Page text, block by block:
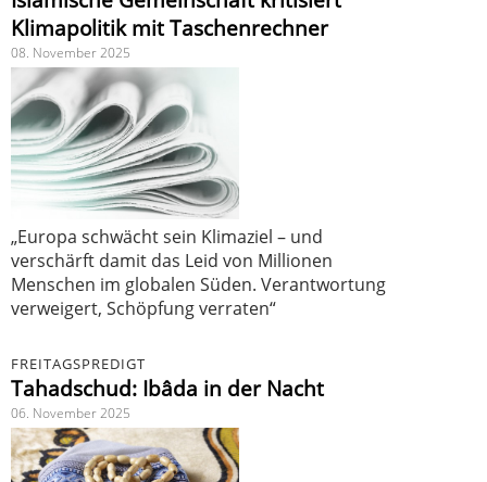
Klimapolitik mit Taschenrechner
08. November 2025
„Europa schwächt sein Klimaziel – und
verschärft damit das Leid von Millionen
Menschen im globalen Süden. Verantwortung
verweigert, Schöpfung verraten“
FREITAGSPREDIGT
Tahadschud: Ibâda in der Nacht
06. November 2025